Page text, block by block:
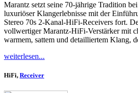
Marantz setzt seine 70-jährige Tradition
luxuriöser Klangerlebnisse mit der
Stereo 70s 2-Kanal-HiFi-Receivers fort.
vollwertiger Marantz-HiFi-Verstärker mit
warmem, sattem und detailliertem Klang,
weiterlesen...
HiFi, Receiver